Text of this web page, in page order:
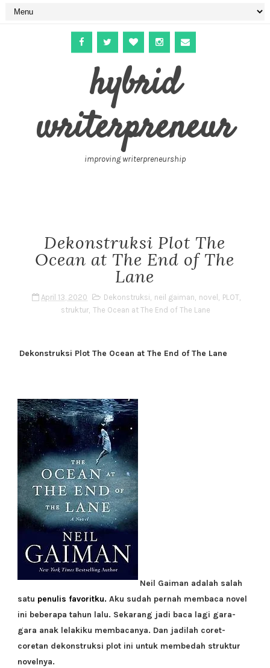
hybrid
writerpreneur
improving writerpreneurship
Dekonstruksi Plot The
Ocean at The End of The
Lane
April 13, 2020 Dekonstruksi, neil gaiman, novel , PLOT,
struktur, The Ocean at The End of The Lane
Dekonstruksi Plot The Ocean at The End of The Lane
Neil Gaiman adalah salah
satu penulis favoritku. Aku sudah pernah membaca novel
ini beberapa tahun lalu. Sekarang jadi baca lagi gara-
gara anak lelakiku membacanya. Dan jadilah coret-
coretan dekonstruksi plot ini untuk membedah struktur
novelnya.